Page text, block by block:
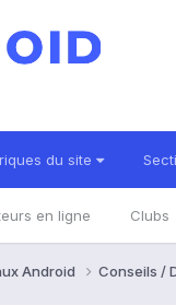
du site
en ligne Clubs
Android Conseils /